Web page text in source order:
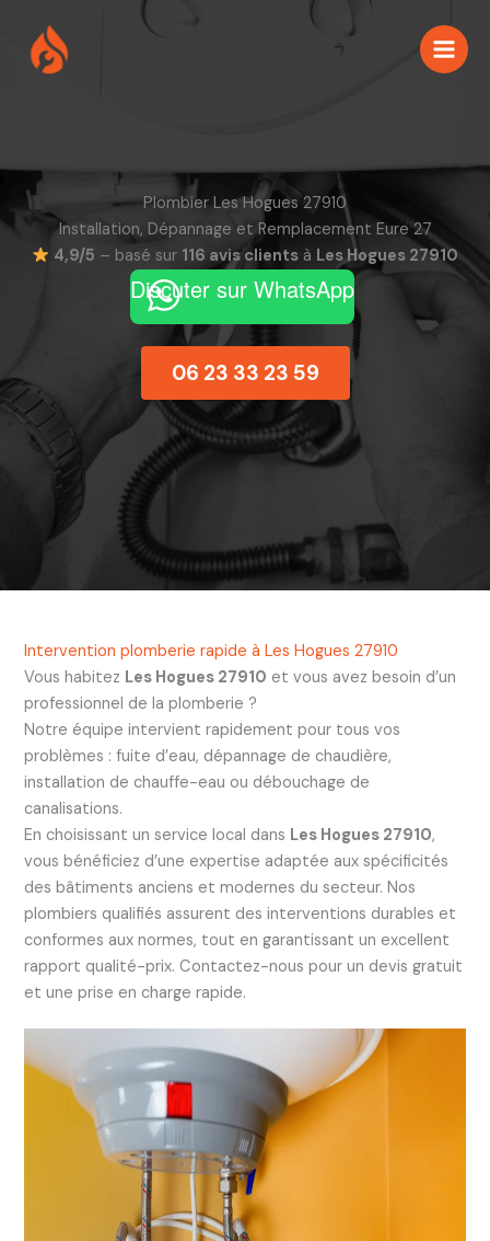
contenu
Plombier Les Hogues 27910
Installation, Dépannage et Remplacement Eure 27
4,9/5 – basé sur 116 avis clients à Les Hogues 27910
Discuter sur WhatsApp
06 23 33 23 59
Intervention plomberie rapide à Les Hogues 27910
Vous habitez Les Hogues 27910 et vous avez besoin d’un
professionnel de la plomberie ?
Notre équipe intervient rapidement pour tous vos
problèmes : fuite d’eau, dépannage de chaudière,
installation de chauffe-eau ou débouchage de
canalisations.
En choisissant un service local dans Les Hogues 27910,
vous bénéficiez d’une expertise adaptée aux spécificités
des bâtiments anciens et modernes du secteur. Nos
plombiers qualifiés assurent des interventions durables et
conformes aux normes, tout en garantissant un excellent
rapport qualité-prix. Contactez-nous pour un devis gratuit
et une prise en charge rapide.